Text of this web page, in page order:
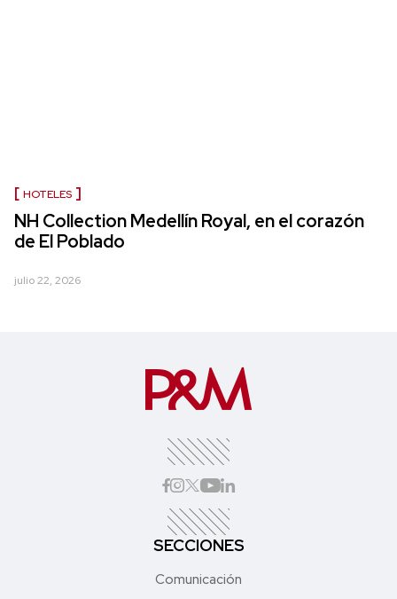
HOTELES
NH Collection Medellín Royal, en el corazón
de El Poblado
julio 22, 2026
SECCIONES
Comunicación